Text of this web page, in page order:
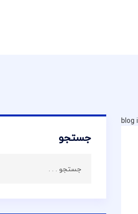
جستجو